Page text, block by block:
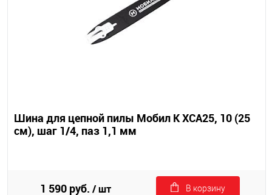
Шина для цепной пилы Мобил К XCA25, 10 (25
см), шаг 1/4, паз 1,1 мм
1 590 руб. / шт В корзину